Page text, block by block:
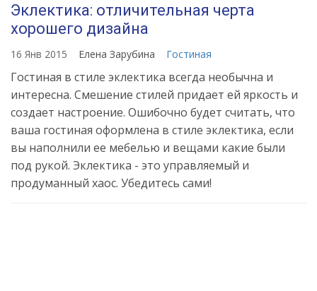
Эклектика: отличительная черта
хорошего дизайна
16 Янв 2015 Елена Зарубина Гостиная
Гостиная в стиле эклектика всегда необычна и
интересна. Смешение стилей придает ей яркость и
создает настроение. Ошибочно будет считать, что
ваша гостиная оформлена в стиле эклектика, если
вы наполнили ее мебелью и вещами какие были
под рукой. Эклектика - это управляемый и
продуманный хаос. Убедитесь сами!